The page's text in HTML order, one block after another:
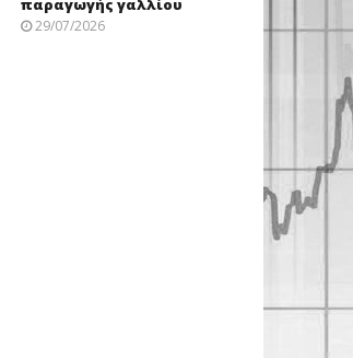
παραγωγής γαλλίου
29/07/2026